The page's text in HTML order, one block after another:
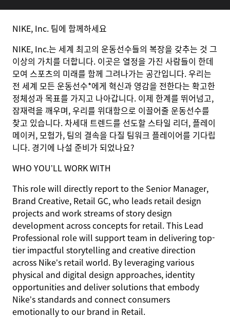
NIKE, Inc. 팀에 함께하세요
NIKE, Inc.는 세계 최고의 운동선수들의 복장을 갖추는 것 그
이상의 가치를 더합니다. 이곳은 열정을 가진 사람들이 한데
모여 스포츠의 미래를 함께 그려나가는 공간입니다. 우리는
전 세계 모든 운동선수*에게 혁신과 영감을 전한다는 확고한
정체성과 목표를 가지고 나아갑니다. 이제 한계를 뛰어넘고,
잠재력을 깨우며, 우리를 위대함으로 이끌어줄 운동선수를
찾고 있습니다. 차세대 트렌드를 선도할 스타일 리더, 플레이
메이커, 모험가, 팀의 결속을 다질 팀워크 플레이어를 기다립
니다. 경기에 나설 준비가 되었나요?
WHO YOU’LL WORK WITH
This role will directly report to the Senior Manager,
Brand Creative, Retail GC, who leads retail design
projects and work streams of story design
development across concepts for retail. This Lead
Professional role will support team in delivering top-
tier impactful storytelling and creative direction
across Nike’s retail world. By leveraging various
physical and digital design approaches, identity
opportunities and deliver solutions that embody
Nike’s standards and connect consumers
emotionally to our brand in Retail.